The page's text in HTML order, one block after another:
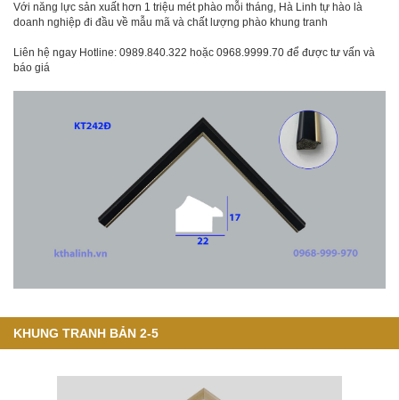
Với năng lực sản xuất hơn 1 triệu mét phào mỗi tháng, Hà Linh tự hào là
doanh nghiệp đi đầu về mẫu mã và chất lượng phào khung tranh
Liên hệ ngay Hotline: 0989.840.322 hoặc 0968.9999.70 để được tư vấn và
báo giá
KHUNG TRANH BẢN 2-5